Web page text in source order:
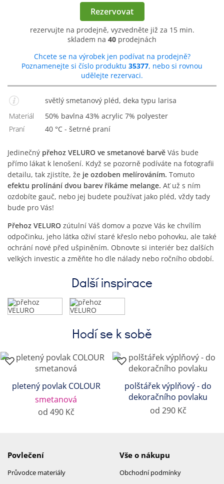
Rezervovat
rezervujte na prodejně, vyzvedněte již za 15 min.
skladem na 40 prodejnách
Chcete se na výrobek jen podívat na prodejně?
Poznamenejte si číslo produktu 35377, nebo si rovnou
udělejte rezervaci.
světlý smetanový pléd, deka typu larisa
Materiál
50% bavlna 43% acrylic 7% polyester
Praní
40 °C - šetrné praní
Jedinečný přehoz VELURO ve smetanové barvě Vás bude
přímo lákat k lenošení. Když se pozorně podíváte na fotografii
detailu, tak zjistíte, že je ozdoben melírováním. Tomuto
efektu prolínání dvou barev říkáme melange. Ať už s ním
ozdobíte gauč, nebo jej budete používat jako pléd, vždy tady
bude pro Vás!
Přehoz VELURO zútulní Váš domov a pozve Vás ke chvílím
odpočinku, jeho látka oživí staré křeslo nebo pohovku, ale také
ochrání nové před ušpiněním. Obnovte si interiér bez dalších
velkých investic a změňte ho dle nálady nebo ročního období.
Další inspirace
Hodí se k sobě
pletený povlak COLOUR
smetanová
od 490 Kč
polštářek výplňový - do
dekoračního povlaku
od 290 Kč
Povlečení
Průvodce materiály
Vše o nákupu
Obchodní podmínky